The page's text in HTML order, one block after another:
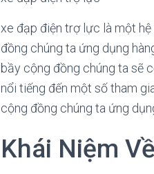
xe đạp điện trợ lực là một
đồng chúng ta ứng dụng
bầy cộng đồng chúng ta sẽ
nổi tiếng đến một số tham
cộng đồng chúng ta ứng
Khái Niệm